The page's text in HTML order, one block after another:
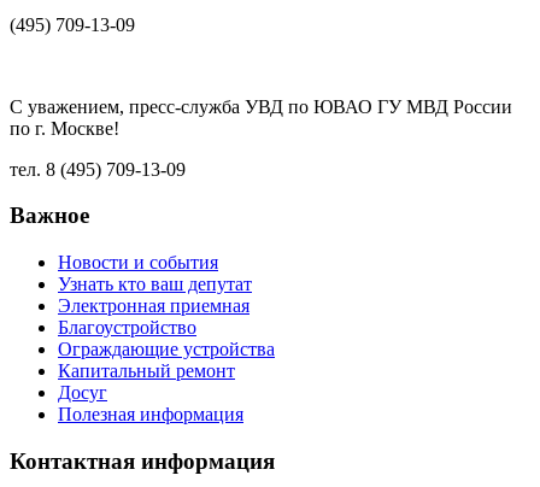
(495) 709-13-09
С уважением, пресс-служба УВД по ЮВАО ГУ МВД России
по г. Москве!
тел. 8 (495) 709-13-09
Важное
Новости и события
Узнать кто ваш депутат
Электронная приемная
Благоустройство
Ограждающие устройства
Капитальный ремонт
Досуг
Полезная информация
Контактная информация